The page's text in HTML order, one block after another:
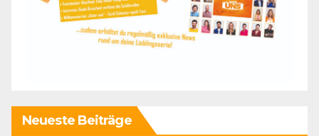
Neueste Beiträge